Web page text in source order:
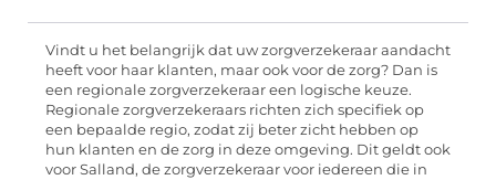
Vindt u het belangrijk dat uw zorgverzekeraar aandacht
heeft voor haar klanten, maar ook voor de zorg? Dan is
een regionale zorgverzekeraar een logische keuze.
Regionale zorgverzekeraars richten zich specifiek op
een bepaalde regio, zodat zij beter zicht hebben op
hun klanten en de zorg in deze omgeving. Dit geldt ook
voor Salland, de zorgverzekeraar voor iedereen die in